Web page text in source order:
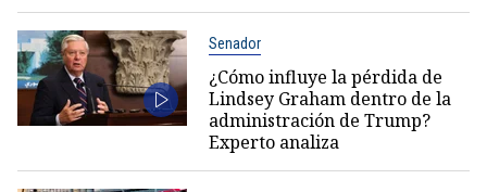
Senador
¿Cómo influye la pérdida de
Lindsey Graham dentro de la
administración de Trump?
Experto analiza